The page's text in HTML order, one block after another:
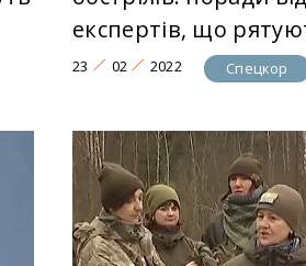
експертів, що
23 02 2022 Спецкор